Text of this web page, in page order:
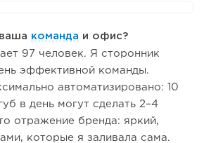
команда и офис?
97 человек. Я сторонник
эффективной команды.
автоматизировано: 10
в день могут сделать 2–4
отражение бренда: яркий,
которые я заливала сама.